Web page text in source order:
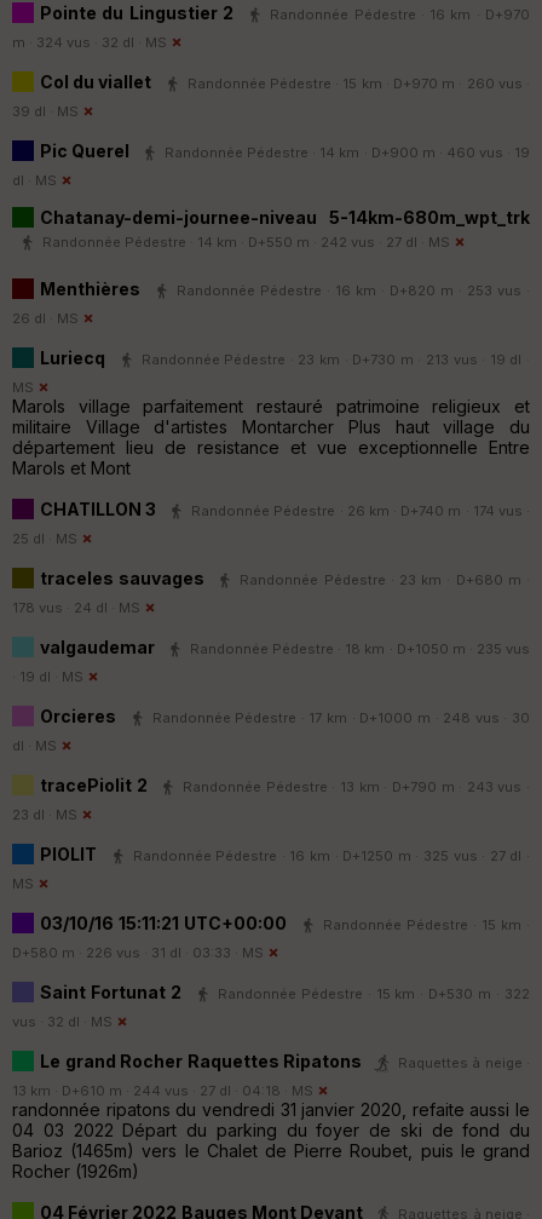
Pointe du Lingustier 2
Randonnée Pédestre · 16 km · D+970
m · 324 vus · 32 dl · MS
Col du viallet
Randonnée Pédestre · 15 km · D+970 m · 260 vus ·
39 dl · MS
Pic Querel
Randonnée Pédestre · 14 km · D+900 m · 460 vus · 19
dl · MS
Chatanay-demi-journee-niveau 5-14km-680m_wpt_trk
Randonnée Pédestre · 14 km · D+550 m · 242 vus · 27 dl · MS
Menthières
Randonnée Pédestre · 16 km · D+820 m · 253 vus ·
26 dl · MS
Luriecq
Randonnée Pédestre · 23 km · D+730 m · 213 vus · 19 dl ·
MS
Marols village parfaitement restauré patrimoine religieux et
militaire Village d'artistes Montarcher Plus haut village du
département lieu de resistance et vue exceptionnelle Entre
Marols et Mont
CHATILLON 3
Randonnée Pédestre · 26 km · D+740 m · 174 vus ·
25 dl · MS
traceles sauvages
Randonnée Pédestre · 23 km · D+680 m ·
178 vus · 24 dl · MS
valgaudemar
Randonnée Pédestre · 18 km · D+1050 m · 235 vus
· 19 dl · MS
Orcieres
Randonnée Pédestre · 17 km · D+1000 m · 248 vus · 30
dl · MS
tracePiolit 2
Randonnée Pédestre · 13 km · D+790 m · 243 vus ·
23 dl · MS
PIOLIT
Randonnée Pédestre · 16 km · D+1250 m · 325 vus · 27 dl ·
MS
03/10/16 15:11:21 UTC+00:00
Randonnée Pédestre · 15 km ·
D+580 m · 226 vus · 31 dl · 03:33 · MS
Saint Fortunat 2
Randonnée Pédestre · 15 km · D+530 m · 322
vus · 32 dl · MS
Le grand Rocher Raquettes Ripatons
Raquettes à neige ·
13 km · D+610 m · 244 vus · 27 dl · 04:18 · MS
randonnée ripatons du vendredi 31 janvier 2020, refaite aussi le
04 03 2022 Départ du parking du foyer de ski de fond du
Barioz (1465m) vers le Chalet de Pierre Roubet, puis le grand
Rocher (1926m)
04 Février 2022 Bauges Mont Devant
Raquettes à neige ·